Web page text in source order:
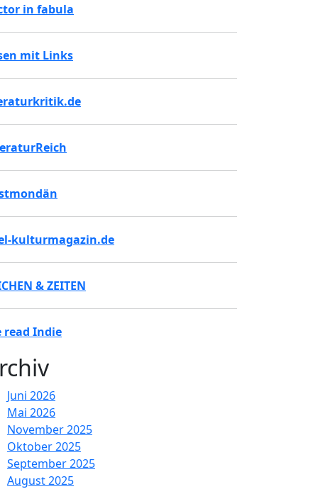
in fabula
mit Links
kulturmagazin.de
& ZEITEN
read Indie
Juni 2026
Mai 2026
November 2025
Oktober 2025
September 2025
August 2025